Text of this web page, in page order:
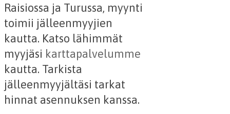
Raisiossa ja Turussa, myynti
toimii jälleenmyyjien
kautta. Katso lähimmät
myyjäsi karttapalvelumme
kautta. Tarkista
jälleenmyyjältäsi tarkat
hinnat asennuksen kanssa.